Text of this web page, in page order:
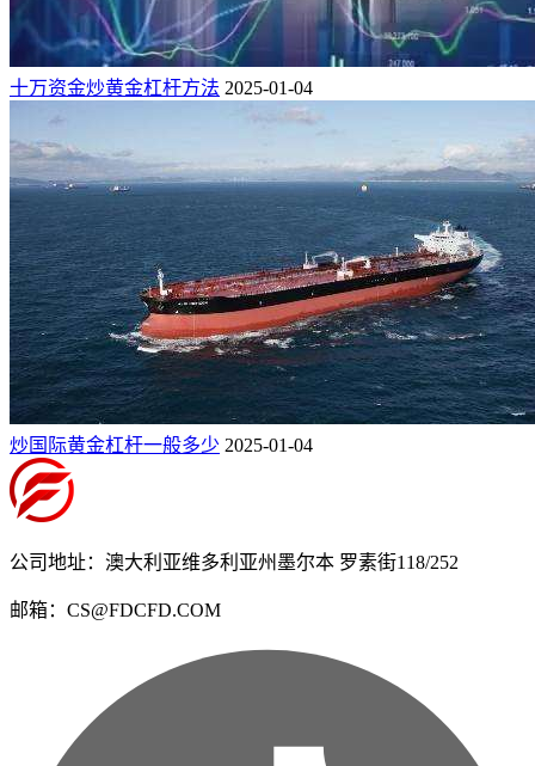
十万资金炒黄金杠杆方法 2025-01-04
炒国际黄金杠杆一般多少 2025-01-04
公司地址：澳大利亚维多利亚州墨尔本 罗素街118/252
邮箱：CS@FDCFD.COM